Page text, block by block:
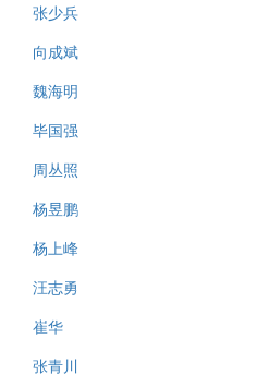
张少兵
向成斌
魏海明
毕国强
周丛照
杨昱鹏
杨上峰
汪志勇
崔华
张青川